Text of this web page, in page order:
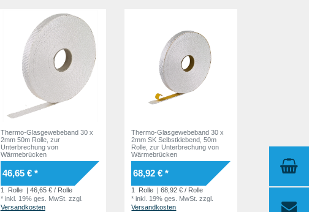
Thermo-Glasgewebeband 30 x
2mm 50m Rolle, zur
Unterbrechung von
Wärmebrücken
46,65 € *
1 Rolle
| 46,65 € / Rolle
* inkl. 19% ges. MwSt. zzgl.
Versandkosten
Thermo-Glasgewebeband 30 x
2mm SK Selbstklebend, 50m
Rolle, zur Unterbrechung von
Wärmebrücken
68,92 € *
1 Rolle | 68,92 € / Rolle
*inkl. 19% ges. MwSt. zzgl.
Versandkosten